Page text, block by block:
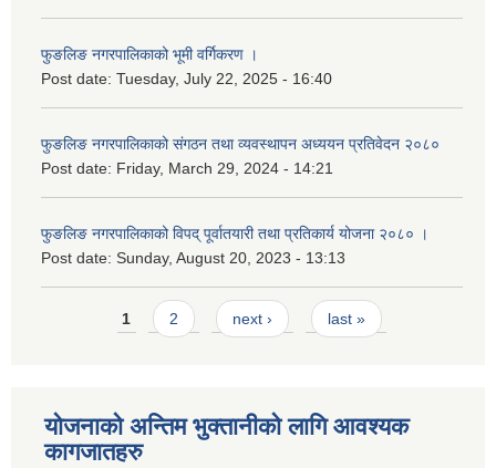
फुङलिङ नगरपालिकाको भूमी वर्गिकरण ।
Post date: Tuesday, July 22, 2025 - 16:40
फुङलिङ नगरपालिकाको संगठन तथा व्यवस्थापन अध्ययन प्रतिवेदन २०८०
Post date: Friday, March 29, 2024 - 14:21
फुङलिङ नगरपालिकाको विपद् पूर्वातयारी तथा प्रतिकार्य योजना २०८० ।
Post date: Sunday, August 20, 2023 - 13:13
Pages1 2 next › last »
योजनाको अन्तिम भुक्तानीको लागि आवश्यक
कागजातहरु